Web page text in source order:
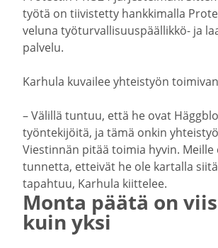
työtä on tiivis­tetty hankki­malla
veluna työturvallisuuspäällikkö-​ ja
palvelu.
Karhula kuvailee yhteistyön
– Välillä tuntuu, että he ovat
työnte­ki­jöitä, ja tämä onkin
Viestinnän pitää toimia hyvin. Meille
tunnetta, etteivät he ole kartalla
tapahtuu, Karhula kiittelee.
Monta päätä on
kuin yksi